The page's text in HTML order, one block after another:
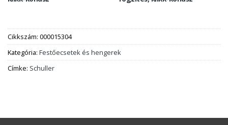
Cikkszám: 000015304
Kategória: Festőecsetek és hengerek
Címke: Schuller